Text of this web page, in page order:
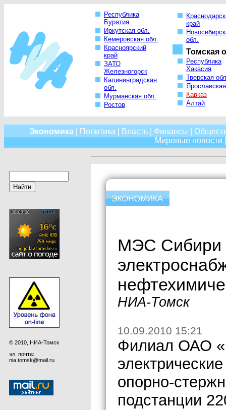
Республика
Бурятия
Иркутская обл.
Кемеровская обл.
Красноярский
край
ЗАТО
Железногорск
Калининградская
обл.
Мурманская обл.
Ростов
край
обл.
Томская
Республика
Хакасия
Тверская
Кавказ
Алтай
Экономика| Политика Власть| Финансы
Мировые новости
© 2010, НИА-Томск
эл. почта:
nia.tomsk@mail.ru
МЭС Сибири
НИА-Томск
10.09.2010 15:21
Филиал ОАО
опорно-
подстанции